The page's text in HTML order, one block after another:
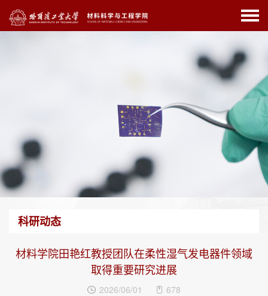
科研动态
材料学院田艳红教授团队在柔性湿气发电器件领域
取得重要研究进展
2026/06/01 678